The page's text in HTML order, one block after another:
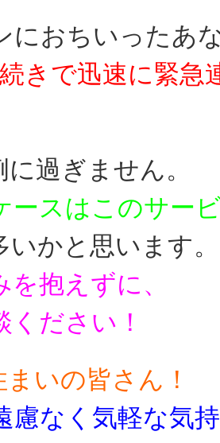
おちいったあな
きで迅速に緊急
過ぎません。
ースはこのサー
かと思います。
抱えずに、
ださい！
いの皆さん！
慮なく気軽な気